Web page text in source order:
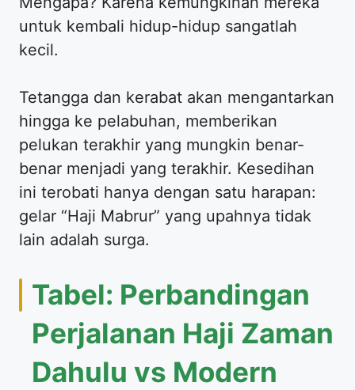
untuk kembali hidup-hidup sangatlah
kecil.
Tetangga dan kerabat akan mengantarkan
hingga ke pelabuhan, memberikan
pelukan terakhir yang mungkin benar-
benar menjadi yang terakhir. Kesedihan
ini terobati hanya dengan satu harapan:
gelar “Haji Mabrur” yang upahnya tidak
lain adalah surga.
Tabel: Perbandingan
Perjalanan Haji Zaman
Dahulu vs Modern